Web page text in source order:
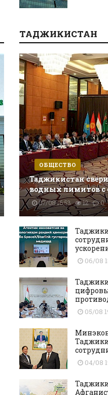
ТАДЖИКИСТАН
ОБЩЕСТВО
Таджикистан
водных лимитов с
07/08 16:53 12 0
06/08
05/08
04/08